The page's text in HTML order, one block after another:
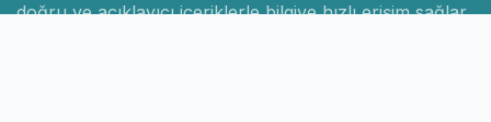
doğru ve açıklayıcı içeriklerle bilgiye hızlı erişim sağlar.